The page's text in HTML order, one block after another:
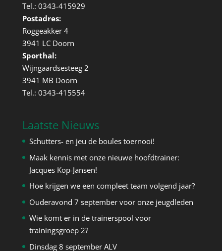
Tel.: 0343-415929
Postadres:
Roggeakker 4
3941 LC Doorn
Sporthal:
Wijngaardsesteeg 2
3941 MB Doorn
Tel.: 0343-415554
Laatste Nieuws
Schutters- en jeu de boules toernooi!
Maak kennis met onze nieuwe hoofdtrainer:
Jacques Kop-Jansen!
Hoe krijgen we een compleet team volgend jaar?
Ouderavond 7 september voor onze jeugdleden
Wie komt er in de trainerspool voor
trainingsgroep 2?
Dinsdag 8 september ALV